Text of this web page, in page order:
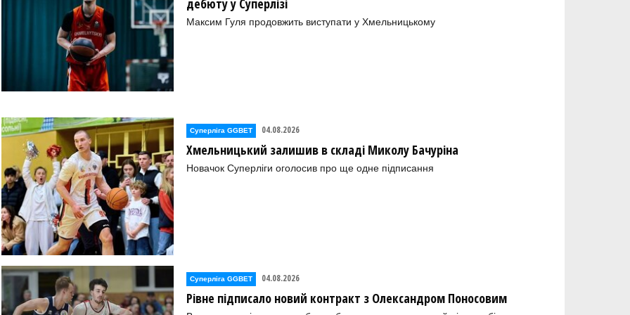
Максим Гуля продовжить виступати у Хмельницькому
Суперліга GGBET 04.08.2026
Хмельницький залишив в складі Миколу Бачуріна
Новачок Суперліги оголосив про ще одне підписання
Суперліга GGBET 04.08.2026
Рівне підписало новий контракт з Олександром Поносовим